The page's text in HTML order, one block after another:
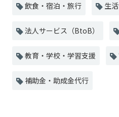
飲食・宿泊・旅行 生
法人サービス（BtoB）
教育・学校・学習支援
補助金・助成金代行